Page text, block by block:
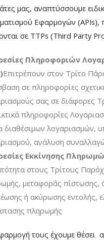
μας, αναπτύσσουμε
Εφαρμογών (APIs),
σε TTPs (Third Party
Πληροφοριών
Επιτρέπουν στον Τρίτο
σε πληροφορίες
σας σε διάφορες
πληροφορίες
διαθέσιμων λογαριασμών,
ανάλυση
Εκκίνησης
στους Τρίτους
μεταφοράς πίστωσης,
ή ακύρωσης εντολής,
πληρωμής
τους έχουμε θέσει